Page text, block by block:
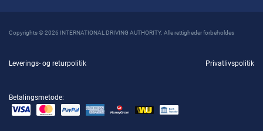
Copyrights © 2026 INTERNATIONAL DRIVING AUTHORITY. Alle rettigheder forbeholdes
Leverings- og returpolitik Privatlivspolitik
Betalingsmetode: